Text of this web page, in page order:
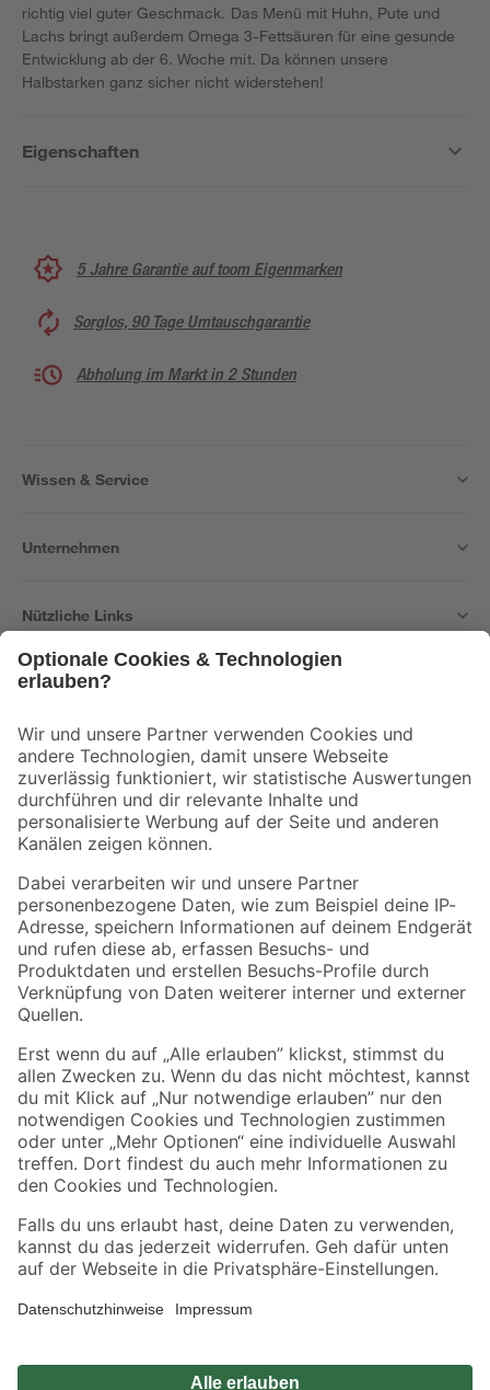
richtig viel guter Geschmack. Das Menü mit Huhn, Pute und
Lachs bringt außerdem Omega 3-Fettsäuren für eine gesunde
Entwicklung ab der 6. Woche mit. Da können unsere
Halbstarken ganz sicher nicht widerstehen!
Eigenschaften
5 Jahre Garantie auf toom Eigenmarken
Sorglos, 90 Tage Umtauschgarantie
Abholung im Markt in 2 Stunden
Wissen & Service
Unternehmen
Nützliche Links
Der toom Newsletter: Keine Angebote und Aktionen mehr verpassen!
Zur Newsletter Anmeldung
Folge uns
Zahlungsarten Versandarten
Sicher einkaufen
Jetzt die toom-App herunterladen
Alle Preisangaben in EUR inkl. gesetzl. MwSt.. Die dargestellten Angebote sind unter
Umständen nicht in allen Märkten verfügbar. Die angegebenen Verfügbarkeiten beziehen
Produkte nur solange der Vorrat reicht.
*Paketversand ab 59 € versandkostenfrei, gilt nicht für Artikel mit Speditionsversand, hier
Privatsphäre Impressum